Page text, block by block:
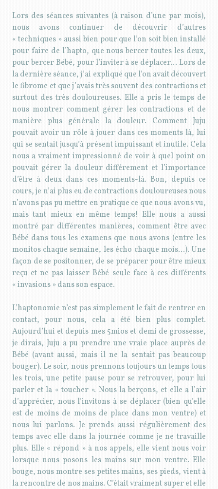
Lors des séances suivantes (à raison d’une par mois),
nous avons continuer de découvrir d’autres
« techniques » aussi bien pour que l’on soit bien installé
pour faire de l’hapto, que nous bercer toutes les deux,
pour bercer Bébé, pour l’inviter à se déplacer… Lors de
la dernière séance, j’ai expliqué que l’on avait découvert
le fibrome et que j’avais très souvent des contractions et
surtout des très douloureuses. Elle a pris le temps de
nous montrer comment gérer les contractions et de
manière plus générale la douleur. Comment Juju
pouvait avoir un rôle à jouer dans ces moments là, lui
qui se sentait jusqu’à présent impuissant et inutile. Cela
nous a vraiment impressionné de voir à quel point on
pouvait gérer la douleur différement et l’importance
d’être à deux dans ces moments-là. Bon, depuis ce
cours, je n’ai plus eu de contractions douloureuses nous
n’avons pas pu mettre en pratique ce que nous avons vu,
mais tant mieux en même temps! Elle nous a aussi
montré par différentes manières, comment être avec
Bébé dans tous les examens que nous avons (entre les
monitos chaque semaine, les écho chaque mois…). Une
façon de se positonner, de se préparer pour être mieux
reçu et ne pas laisser Bébé seule face à ces différents
« invasions » dans son espace.
L’haptonomie n’est pas simplement le fait de rentrer en
contact, pour nous, cela a été bien plus complet.
Aujourd’hui et depuis mes 5mios et demi de grossesse,
je dirais, Juju a pu prendre une vraie place auprès de
Bébé (avant aussi, mais il ne la sentait pas beaucoup
bouger). Le soir, nous prennons toujours un temps tous
les trois, une petite pause pour se retrouver, pour lui
parler et la « toucher ». Nous la berçons, et elle a l’air
d’apprécier, nous l’invitons à se déplacer (bien qu’elle
est de moins de moins de place dans mon ventre) et
nous lui parlons. Je prends aussi régulièrement des
temps avec elle dans la journée comme je ne travaille
plus. Elle « répond » à nos appels, elle vient nous voir
lorsque nous posons les mains sur mon ventre. Elle
bouge, nous montre ses petites mains, ses pieds, vient à
la rencontre de nos mains. C’était vraiment super et elle